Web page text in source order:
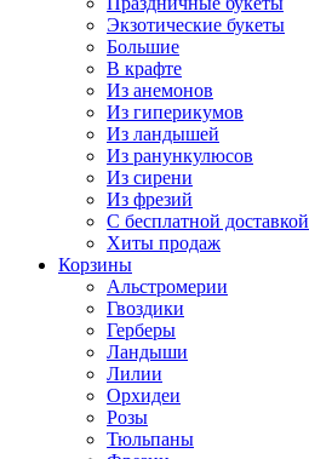
Экзотические букеты
Большие
В крафте
Из анемонов
Из гиперикумов
Из ландышей
Из ранункулюсов
Из сирени
Из фрезий
С бесплатной доставкой
Хиты продаж
Корзины
Альстромерии
Гвоздики
Герберы
Ландыши
Лилии
Орхидеи
Розы
Тюльпаны